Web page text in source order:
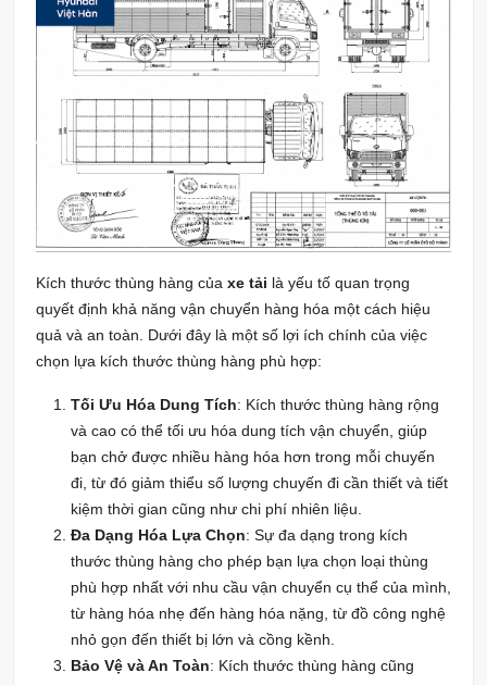
Kích thước thùng hàng của xe tải là yếu tố quan trọng
quyết định khả năng vận chuyển hàng hóa một cách hiệu
quả và an toàn. Dưới đây là một số lợi ích chính của việc
chọn lựa kích thước thùng hàng phù hợp:
Tối Ưu Hóa Dung Tích: Kích thước thùng hàng rộng
và cao có thể tối ưu hóa dung tích vận chuyển, giúp
bạn chở được nhiều hàng hóa hơn trong mỗi chuyến
đi, từ đó giảm thiểu số lượng chuyến đi cần thiết và tiết
kiệm thời gian cũng như chi phí nhiên liệu.
Đa Dạng Hóa Lựa Chọn: Sự đa dạng trong kích
thước thùng hàng cho phép bạn lựa chọn loại thùng
phù hợp nhất với nhu cầu vận chuyển cụ thể của mình,
từ hàng hóa nhẹ đến hàng hóa nặng, từ đồ công nghệ
nhỏ gọn đến thiết bị lớn và cồng kềnh.
Bảo Vệ và An Toàn: Kích thước thùng hàng cũng